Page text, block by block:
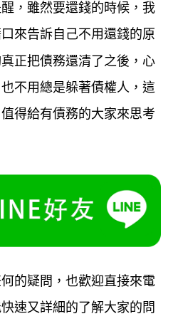
，雖然要還錢的時候，我
來告訴自己不用還錢的原
正把債務還清了之後，心
不用總是躲著債權人，這
得給有債務的大家來思考
的疑問，也歡迎直接來電
速又詳細的了解大家的問